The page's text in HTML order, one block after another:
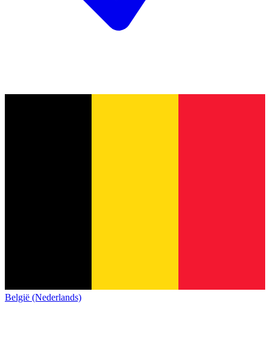
België (Nederlands)